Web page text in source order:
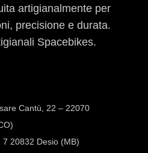
artigianalmente per
precisione e durata.
Spacebikes.
Cantù, 22 – 22070
7 20832 Desio (MB)